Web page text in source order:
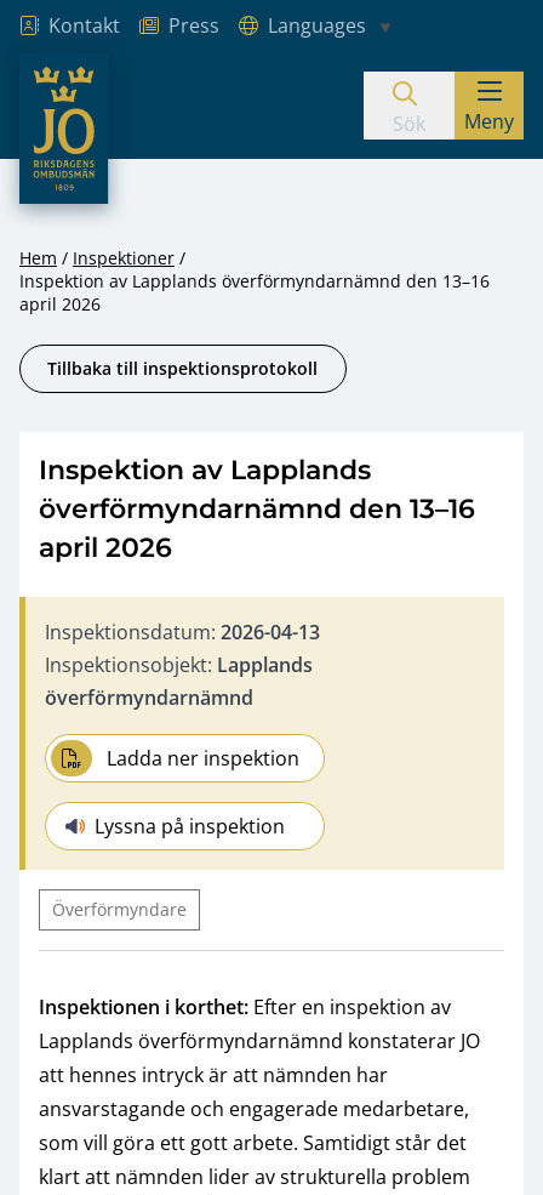
Hoppa till innehåll
Kontakt Press
Languages
JO – Riksdagens Ombudsmän
Sök Meny
Hem
Inspektioner
Inspektion av Lapplands överförmyndarnämnd den 13–16
april 2026
Tillbaka till inspektionsprotokoll
Inspektion av Lapplands
överförmyndarnämnd den 13–16
april 2026
Inspektionsdatum: 2026-04-13
Inspektionsobjekt: Lapplands
överförmyndarnämnd
Ladda ner inspektion
Lyssna på inspektion
Överförmyndare
Inspektionen i korthet: Efter en inspektion av
Lapplands överförmyndarnämnd konstaterar JO
att hennes intryck är att nämnden har
ansvarstagande och engagerade medarbetare,
som vill göra ett gott arbete. Samtidigt står det
klart att nämnden lider av strukturella problem